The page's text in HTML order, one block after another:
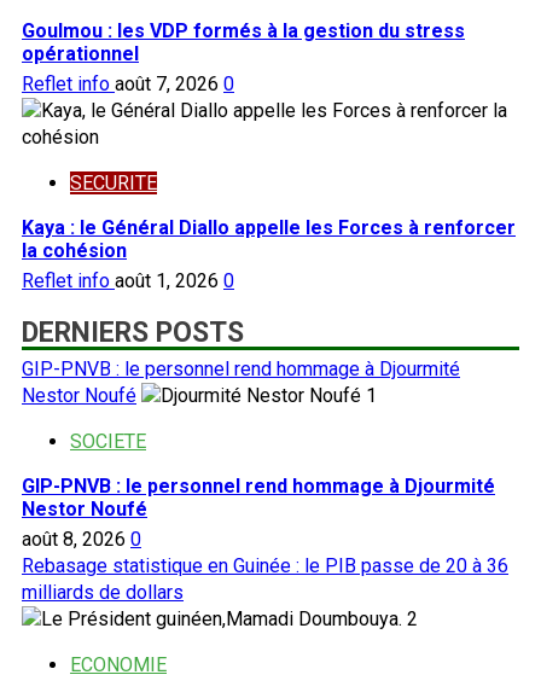
Goulmou : les VDP formés à la gestion du stress
opérationnel
Reflet info août 7, 2026 0
SECURITE
Kaya : le Général Diallo appelle les Forces à renforcer
la cohésion
Reflet info août 1, 2026 0
DERNIERS POSTS
GIP-PNVB : le personnel rend hommage à Djourmité
Nestor Noufé
1
SOCIETE
GIP-PNVB : le personnel rend hommage à Djourmité
Nestor Noufé
août 8, 2026 0
Rebasage statistique en Guinée : le PIB passe de 20 à 36
milliards de dollars
2
ECONOMIE